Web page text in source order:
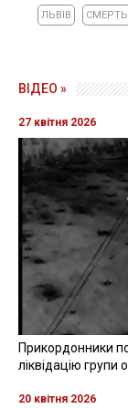
ЛЬВІВ СМЕРТЬ
ВІДЕО »
27 квітня 2026
Прикордонники
ліквідацію групи
20 квітня 2026